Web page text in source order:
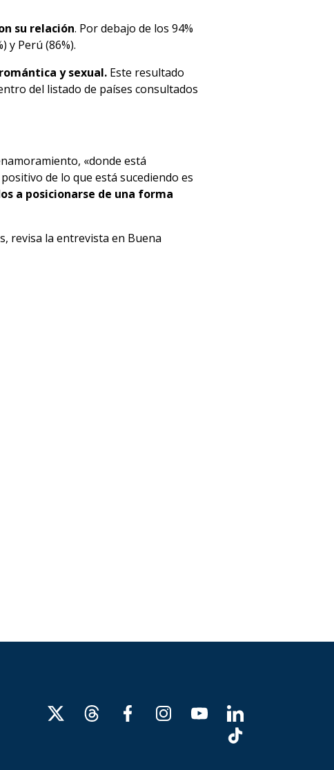
su relación. Por debajo de los 94%
y Perú (86%).
y sexual. Este resultado
del listado de países consultados
«donde está
de lo que está sucediendo es
a posicionarse de una forma
revisa la entrevista en Buena